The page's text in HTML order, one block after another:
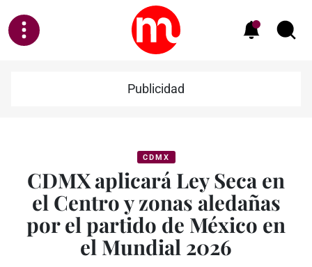
Publicidad
CDMX
CDMX aplicará Ley Seca en
el Centro y zonas aledañas
por el partido de México en
el Mundial 2026